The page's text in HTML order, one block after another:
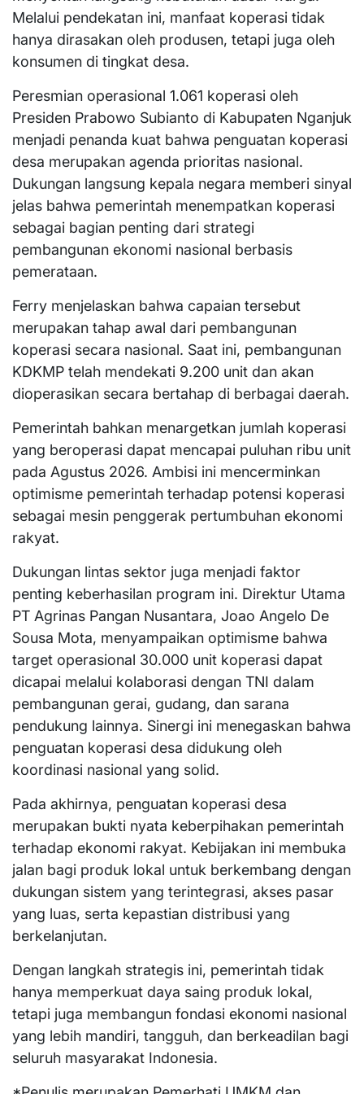
Melalui pendekatan ini, manfaat koperasi tidak
hanya dirasakan oleh produsen, tetapi juga oleh
konsumen di tingkat desa.
Peresmian operasional 1.061 koperasi oleh
Presiden Prabowo Subianto di Kabupaten Nganjuk
menjadi penanda kuat bahwa penguatan koperasi
desa merupakan agenda prioritas nasional.
Dukungan langsung kepala negara memberi sinyal
jelas bahwa pemerintah menempatkan koperasi
sebagai bagian penting dari strategi
pembangunan ekonomi nasional berbasis
pemerataan.
Ferry menjelaskan bahwa capaian tersebut
merupakan tahap awal dari pembangunan
koperasi secara nasional. Saat ini, pembangunan
KDKMP telah mendekati 9.200 unit dan akan
dioperasikan secara bertahap di berbagai daerah.
Pemerintah bahkan menargetkan jumlah koperasi
yang beroperasi dapat mencapai puluhan ribu unit
pada Agustus 2026. Ambisi ini mencerminkan
optimisme pemerintah terhadap potensi koperasi
sebagai mesin penggerak pertumbuhan ekonomi
rakyat.
Dukungan lintas sektor juga menjadi faktor
penting keberhasilan program ini. Direktur Utama
PT Agrinas Pangan Nusantara, Joao Angelo De
Sousa Mota, menyampaikan optimisme bahwa
target operasional 30.000 unit koperasi dapat
dicapai melalui kolaborasi dengan TNI dalam
pembangunan gerai, gudang, dan sarana
pendukung lainnya. Sinergi ini menegaskan bahwa
penguatan koperasi desa didukung oleh
koordinasi nasional yang solid.
Pada akhirnya, penguatan koperasi desa
merupakan bukti nyata keberpihakan pemerintah
terhadap ekonomi rakyat. Kebijakan ini membuka
jalan bagi produk lokal untuk berkembang dengan
dukungan sistem yang terintegrasi, akses pasar
yang luas, serta kepastian distribusi yang
berkelanjutan.
Dengan langkah strategis ini, pemerintah tidak
hanya memperkuat daya saing produk lokal,
tetapi juga membangun fondasi ekonomi nasional
yang lebih mandiri, tangguh, dan berkeadilan bagi
seluruh masyarakat Indonesia.